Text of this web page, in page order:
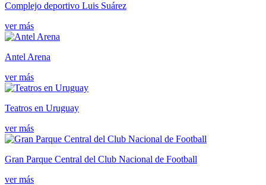
Complejo deportivo Luis Suárez
ver más
Antel Arena
ver más
Teatros en Uruguay
ver más
Gran Parque Central del Club Nacional de Football
ver más